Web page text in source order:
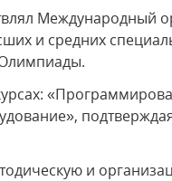
Международный
и средних
Олимпиады.
и